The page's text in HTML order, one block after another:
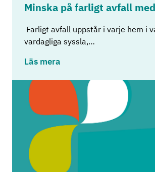
Mins­ka på far­ligt av­fall
Farligt avfall uppstår i varje hem i
vardagliga syssla,…
Läs mera